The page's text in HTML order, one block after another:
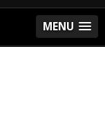
MENU